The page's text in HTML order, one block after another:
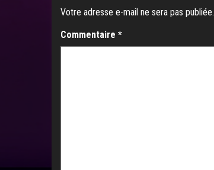
Votre adresse e-mail ne sera pas publiée.
Commentaire *